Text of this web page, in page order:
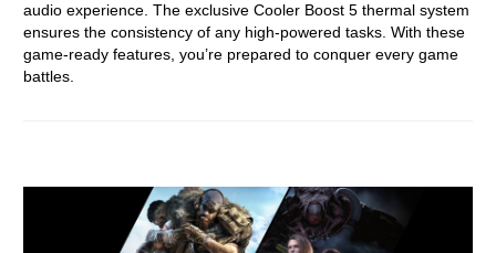
audio experience. The exclusive Cooler Boost 5 thermal system
ensures the consistency of any high-powered tasks. With these
game-ready features, you’re prepared to conquer every game
battles.